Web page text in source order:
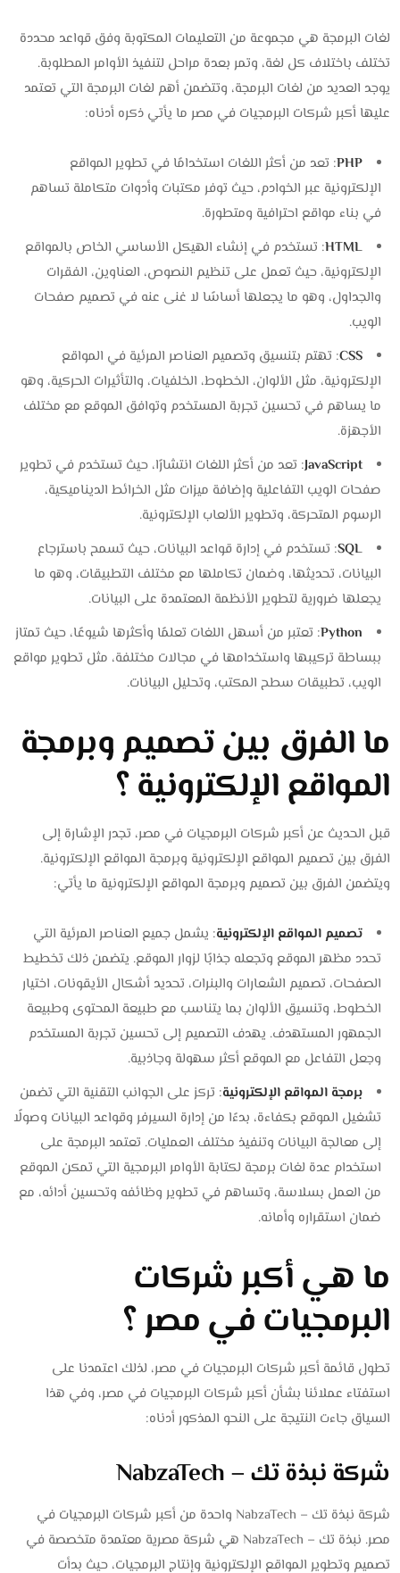
لغات البرمجة هي مجموعة من التعليمات المكتوبة وفق قواعد محددة
تختلف باختلاف كل لغة، وتمر بعدة مراحل لتنفيذ الأوامر المطلوبة.
يوجد العديد من لغات البرمجة، وتتضمن أهم لغات البرمجة التي تعتمد
عليها أكبر شركات البرمجيات في مصر ما يأتي ذكره أدناه:
PHP: تعد من أكثر اللغات استخدامًا في تطوير المواقع
الإلكترونية عبر الخوادم، حيث توفر مكتبات وأدوات متكاملة تساهم
في بناء مواقع احترافية ومتطورة.
HTML: تستخدم في إنشاء الهيكل الأساسي الخاص بالمواقع
الإلكترونية، حيث تعمل على تنظيم النصوص، العناوين، الفقرات
والجداول، وهو ما يجعلها أساسًا لا غنى عنه في تصميم صفحات
الويب.
CSS: تهتم بتنسيق وتصميم العناصر المرئية في المواقع
الإلكترونية، مثل الألوان، الخطوط، الخلفيات، والتأثيرات الحركية، وهو
ما يساهم في تحسين تجربة المستخدم وتوافق الموقع مع مختلف
الأجهزة.
JavaScript: تعد من أكثر اللغات انتشارًا، حيث تستخدم في تطوير
صفحات الويب التفاعلية وإضافة ميزات مثل الخرائط الديناميكية،
الرسوم المتحركة، وتطوير الألعاب الإلكترونية.
SQL: تستخدم في إدارة قواعد البيانات، حيث تسمح باسترجاع
البيانات، تحديثها، وضمان تكاملها مع مختلف التطبيقات، وهو ما
يجعلها ضرورية لتطوير الأنظمة المعتمدة على البيانات.
Python: تعتبر من أسهل اللغات تعلمًا وأكثرها شيوعًا، حيث تمتاز
ببساطة تركيبها واستخدامها في مجالات مختلفة، مثل تطوير مواقع
الويب، تطبيقات سطح المكتب، وتحليل البيانات.
ما الفرق بين تصميم وبرمجة
المواقع الإلكترونية ؟
قبل الحديث عن أكبر شركات البرمجيات في مصر، تجدر الإشارة إلى
الفرق بين تصميم المواقع الإلكترونية وبرمجة المواقع الإلكترونية.
ويتضمن الفرق بين تصميم وبرمجة المواقع الإلكترونية ما يأتي:
تصميم المواقع الإلكترونية: يشمل جميع العناصر المرئية التي
تحدد مظهر الموقع وتجعله جذابًا لزوار الموقع. يتضمن ذلك تخطيط
الصفحات، تصميم الشعارات والبنرات، تحديد أشكال الأيقونات، اختيار
الخطوط، وتنسيق الألوان بما يتناسب مع طبيعة المحتوى وطبيعة
الجمهور المستهدف. يهدف التصميم إلى تحسين تجربة المستخدم
وجعل التفاعل مع الموقع أكثر سهولة وجاذبية.
برمجة المواقع الإلكترونية: تركز على الجوانب التقنية التي تضمن
تشغيل الموقع بكفاءة، بدءًا من إدارة السيرفر وقواعد البيانات وصولًا
إلى معالجة البيانات وتنفيذ مختلف العمليات. تعتمد البرمجة على
استخدام عدة لغات برمجة لكتابة الأوامر البرمجية التي تمكن الموقع
من العمل بسلاسة، وتساهم في تطوير وظائفه وتحسين أدائه، مع
ضمان استقراره وأمانه.
ما هي أكبر شركات
البرمجيات في مصر ؟
تطول قائمة أكبر شركات البرمجيات في مصر، لذلك اعتمدنا على
استفتاء عملائنا بشأن أكبر شركات البرمجيات في مصر، وفي هذا
السياق جاءت النتيجة على النحو المذكور أدناه:
شركة نبذة تك – NabzaTech
شركة نبذة تك – NabzaTech واحدة من أكبر شركات البرمجيات في
مصر. نبذة تك – NabzaTech هي شركة مصرية معتمدة متخصصة في
تصميم وتطوير المواقع الإلكترونية وإنتاج البرمجيات، حيث بدأت